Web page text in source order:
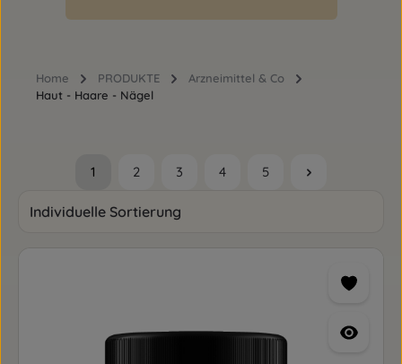
Home PRODUKTE
Arzneimittel & Co
Haut - Haare - Nägel
Seite
1 Seite
2 Seite
3 Seite
4 Seite
5